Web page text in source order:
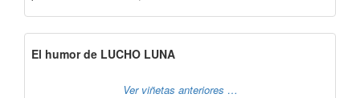
El humor de LUCHO LUNA
Ver viñetas anteriores …